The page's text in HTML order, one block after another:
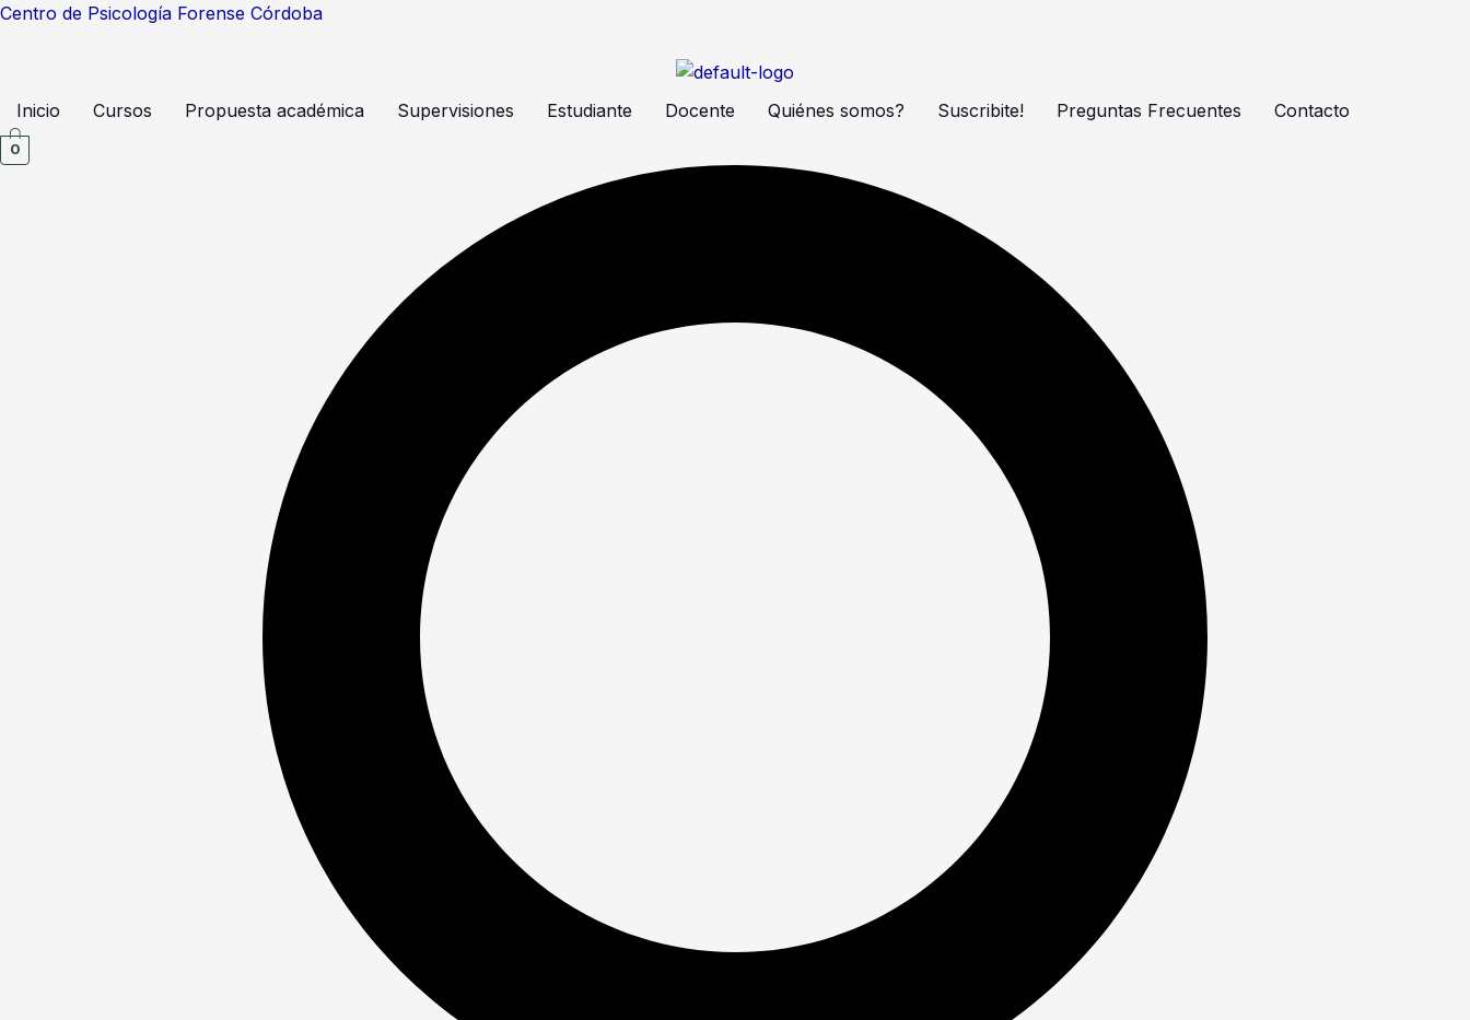
Ir
Centro de Psicología Forense Córdoba
Inicio Cursos Propuesta académica Supervisiones Estudiante Docente Quiénes somos? Suscribite! Preguntas Frecuentes Contacto
0